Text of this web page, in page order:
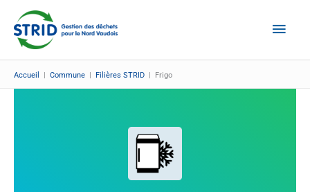
contenu
Accueil | Commune | Filières STRID | Frigo